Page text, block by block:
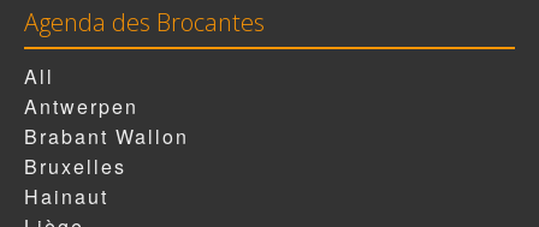
Agenda des Brocantes
All
Antwerpen
Brabant Wallon
Bruxelles
Hainaut